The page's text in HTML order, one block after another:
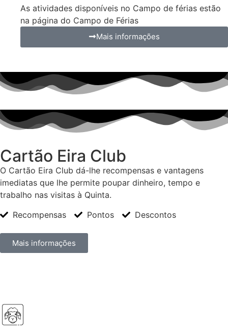
As atividades disponíveis no Campo de férias estão
na página do Campo de Férias
Mais informações
Cartão Eira Club
O Cartão Eira Club dá-lhe recompensas e vantagens
imediatas que lhe permite poupar dinheiro, tempo e
trabalho nas visitas à Quinta.
Recompensas
Pontos Descontos
Mais informações